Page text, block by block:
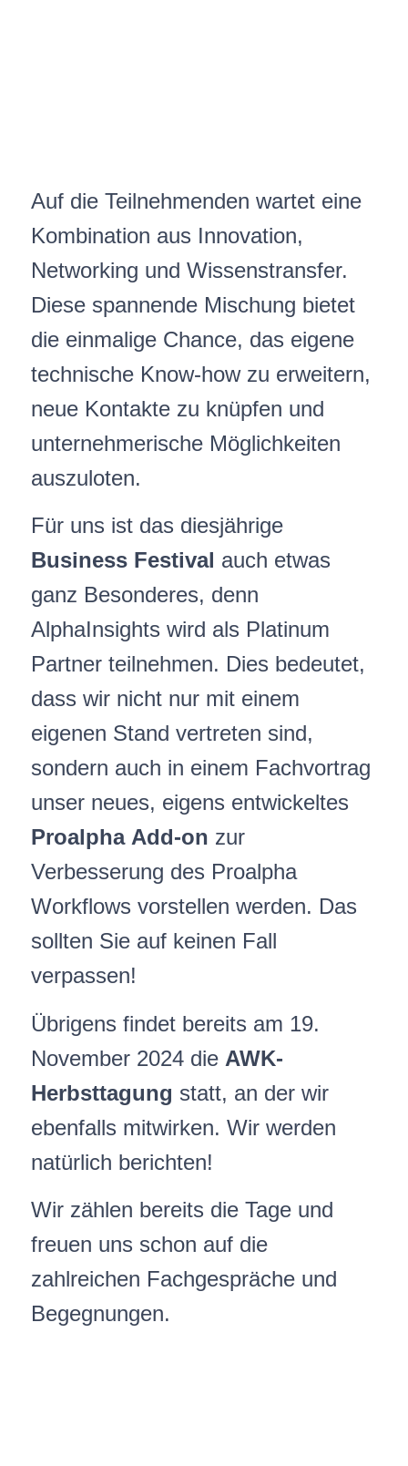
Auf die Teilnehmenden wartet eine
Kombination aus Innovation,
Networking und Wissenstransfer.
Diese spannende Mischung bietet
die einmalige Chance, das eigene
technische Know-how zu erweitern,
neue Kontakte zu knüpfen und
unternehmerische Möglichkeiten
auszuloten.
Für uns ist das diesjährige
Business Festival auch etwas
ganz Besonderes, denn
AlphaInsights wird als Platinum
Partner teilnehmen. Dies bedeutet,
dass wir nicht nur mit einem
eigenen Stand vertreten sind,
sondern auch in einem Fachvortrag
unser neues, eigens entwickeltes
Proalpha Add-on zur
Verbesserung des Proalpha
Workflows vorstellen werden. Das
sollten Sie auf keinen Fall
verpassen!
Übrigens findet bereits am 19.
November 2024 die AWK-
Herbsttagung statt, an der wir
ebenfalls mitwirken. Wir werden
natürlich berichten!
Wir zählen bereits die Tage und
freuen uns schon auf die
zahlreichen Fachgespräche und
Begegnungen.